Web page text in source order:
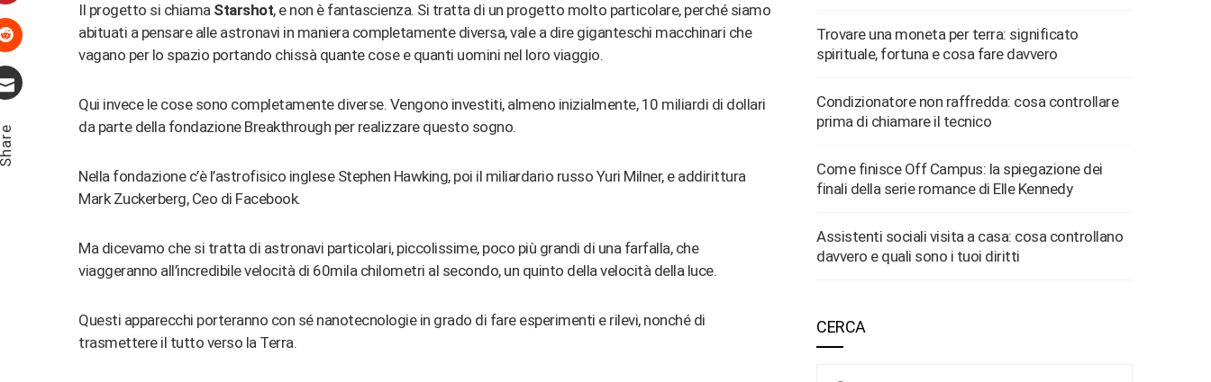
Pinterest
Stumbleupon
Il progetto si chiama Starshot, e non è fantascienza. Si tratta di un progetto molto particolare, perché siamo
abituati a pensare alle astronavi in maniera completamente diversa, vale a dire giganteschi macchinari che
vagano per lo spazio portando chissà quante cose e quanti uomini nel loro viaggio.
Qui invece le cose sono completamente diverse. Vengono investiti, almeno inizialmente, 10 miliardi di dollari
da parte della fondazione Breakthrough per realizzare questo sogno.
Nella fondazione c’è l’astrofisico inglese Stephen Hawking, poi il miliardario russo Yuri Milner, e addirittura
Mark Zuckerberg, Ceo di Facebook.
Ma dicevamo che si tratta di astronavi particolari, piccolissime, poco più grandi di una farfalla, che
viaggeranno all’incredibile velocità di 60mila chilometri al secondo, un quinto della velocità della luce.
Questi apparecchi porteranno con sé nanotecnologie in grado di fare esperimenti e rilevi, nonché di
trasmettere il tutto verso la Terra.
Trovare una moneta per terra: significato
spirituale, fortuna e cosa fare davvero
Condizionatore non raffredda: cosa controllare
prima di chiamare il tecnico
Come finisce Off Campus: la spiegazione dei
finali della serie romance di Elle Kennedy
Assistenti sociali visita a casa: cosa controllano
davvero e quali sono i tuoi diritti
CERCA